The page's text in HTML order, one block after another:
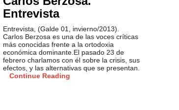
Entrevista
Entrevista, (Galde 01, invierno/2013).
Carlos Berzosa es una de las voces críticas
más conocidas frente a la ortodoxia
económica dominante.El pasado 23 de
febrero charlamos con él sobre la crisis, sus
efectos, y las alternativas que se presentan.
Continue Reading